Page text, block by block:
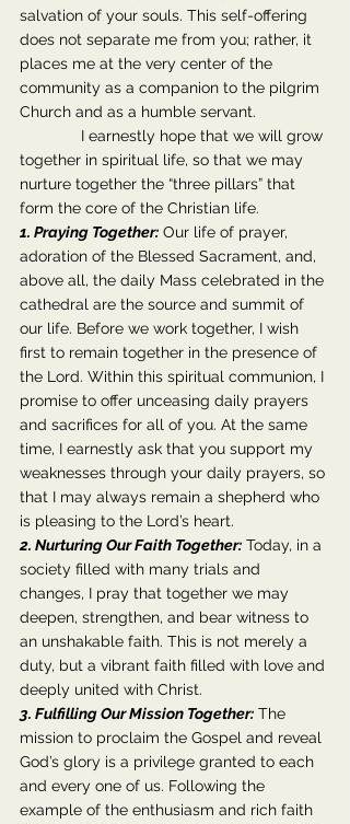
salvation of your souls. This self-offering
does not separate me from you; rather, it
places me at the very center of the
community as a companion to the pilgrim
Church and as a humble servant.
I earnestly hope that we will grow
together in spiritual life, so that we may
nurture together the “three pillars” that
form the core of the Christian life.
1. Praying Together: Our life of prayer,
adoration of the Blessed Sacrament, and,
above all, the daily Mass celebrated in the
cathedral are the source and summit of
our life. Before we work together, I wish
first to remain together in the presence of
the Lord. Within this spiritual communion, I
promise to offer unceasing daily prayers
and sacrifices for all of you. At the same
time, I earnestly ask that you support my
weaknesses through your daily prayers, so
that I may always remain a shepherd who
is pleasing to the Lord’s heart.
2. Nurturing Our Faith Together: Today, in a
society filled with many trials and
changes, I pray that together we may
deepen, strengthen, and bear witness to
an unshakable faith. This is not merely a
duty, but a vibrant faith filled with love and
deeply united with Christ.
3. Fulfilling Our Mission Together: The
mission to proclaim the Gospel and reveal
God’s glory is a privilege granted to each
and every one of us. Following the
example of the enthusiasm and rich faith